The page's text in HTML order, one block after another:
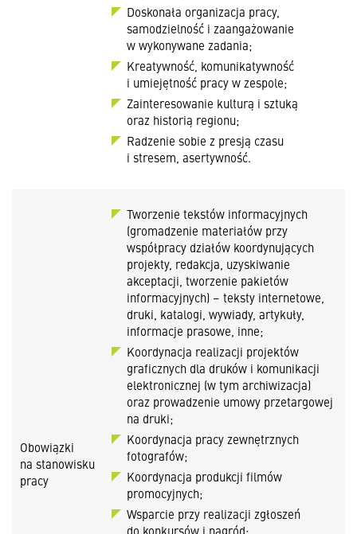
Doskonała organizacja pracy,
samodzielność i zaangażowanie
w wykonywane zadania;
Kreatywność, komunikatywność
i umiejętność pracy w zespole;
Zainteresowanie kulturą i sztuką
oraz historią regionu;
Radzenie sobie z presją czasu
i stresem, asertywność.
Obowiązki
na stanowisku
pracy
Tworzenie tekstów informacyjnych
(gromadzenie materiałów przy
współpracy działów koordynujących
projekty, redakcja, uzyskiwanie
akceptacji, tworzenie pakietów
informacyjnych) – teksty internetowe,
druki, katalogi, wywiady, artykuły,
informacje prasowe, inne;
Koordynacja realizacji projektów
graficznych dla druków i komunikacji
elektronicznej (w tym archiwizacja)
oraz prowadzenie umowy przetargowej
na druki;
Koordynacja pracy zewnętrznych
fotografów;
Koordynacja produkcji filmów
promocyjnych;
Wsparcie przy realizacji zgłoszeń
do konkursów i nagród;